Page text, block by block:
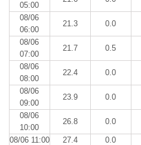
05:00
08/06
06:00
21.3 0.0
08/06
07:00
21.7 0.5
08/06
08:00
22.4 0.0
08/06
09:00
23.9 0.0
08/06
10:00
26.8 0.0
08/06 11:00 27.4 0.0